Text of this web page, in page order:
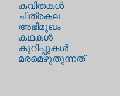
കവിതകള്‍
ചിത്രകല
അഭിമുഖം
കഥകള്‍
കുറിപ്പുകള്‍
മരമെഴുതുന്നത്